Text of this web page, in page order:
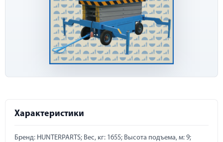
Характеристики
Бренд: HUNTERPARTS; Вес, кг: 1655; Высота подъема, м: 9;